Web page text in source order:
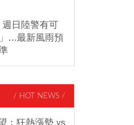
日陸警有可
...最新風雨預
/ HOT NEWS /
：狂熱漲勢 vs